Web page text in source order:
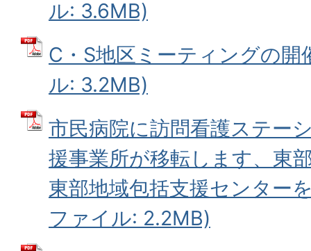
ル: 3.6MB)
C・S地区ミーティングの開
ル: 3.2MB)
市民病院に訪問看護ステー
援事業所が移転します、東
東部地域包括支援センター
ファイル: 2.2MB)